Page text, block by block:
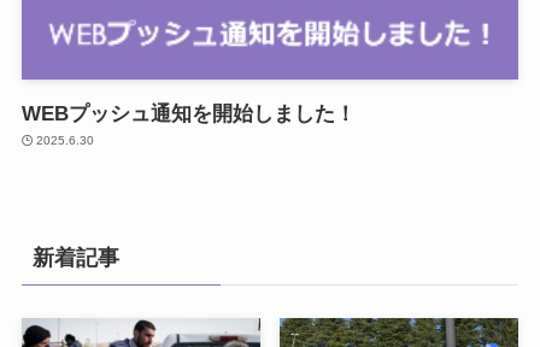
WEBプッシュ通知を開始しました！
2025.6.30
新着記事